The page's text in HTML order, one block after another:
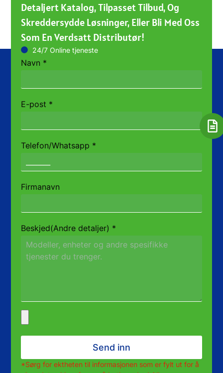
Detaljert Katalog, Tilpasset Tilbud, Og
Skreddersydde Løsninger, Eller Bli Med Oss ​​
Som En Verdsatt Distributør!
24/7 Online tjeneste
Navn *
E-post *
Telefon/Whatsapp *
Firmanavn
Beskjed(Andre detaljer) *
Send inn
*Sørg for ektheten til informasjonen som er fylt ut for å